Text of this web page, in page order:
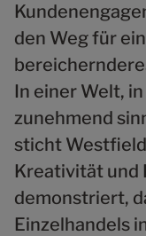
den Weg für
In einer Welt,
zunehmend
sticht
Kreativität und
demonstriert,
Einzelhandels